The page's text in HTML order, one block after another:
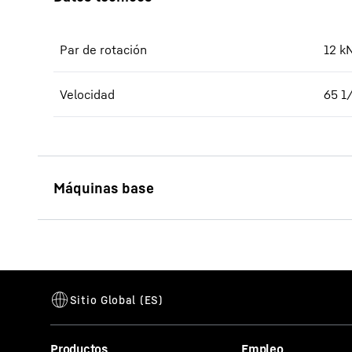
Par de rotación 12
Velocidad 65
Longitud máx. del pilote
Peso máx. de pilote
8 t
Inclinación del mástil
Productos Empleo